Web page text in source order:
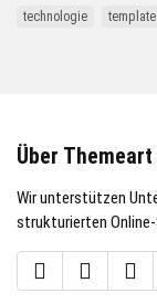
technologie template
Über Themeart
Wir unterstützen
strukturierten